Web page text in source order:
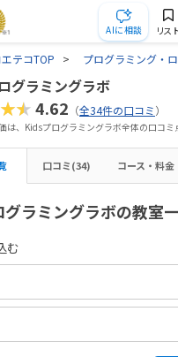
AIに相談 リス
テコTOP プログラミング・
グラミングラボ
4.62 （全34件の口コミ）
は、Kidsプログラミングラボ全体の口コミ
口コミ(34) コース・料金
ラミングラボの教室
む